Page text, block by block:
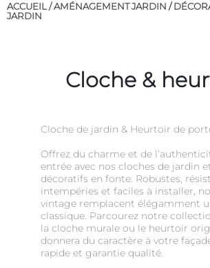
ACCUEIL /AMÉNAGEMENT JARDIN /
JARDIN
Cloche &
Cloche de jardin & Heurtoir de
Offrez du charme et de
entrée avec nos cloches de jardin
décoratifs en fonte. Robustes,
intempéries et faciles à installer,
vintage remplacent élégamment
classique. Parcourez notre
la cloche murale ou le heurtoir
donnera du caractère à votre
rapide et garantie qualité.